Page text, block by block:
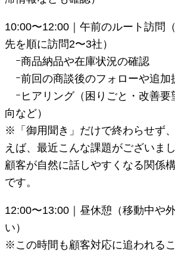
10:00〜12:00｜午前のルート訪問（
先を順に訪問2〜3社）
ｰ商品納品や在庫状況の確認
ｰ前回の商談後のフォローや追加
ｰヒアリング（困りごと・改善要
向など）
※「御用聞き」だけで終わらせず
えば、最近こんな課題がございま
顧客が自然に話しやすくなる関係
です。
12:00〜13:00｜昼休憩（移動中や
い）
※この時間も顧客対応に追われる